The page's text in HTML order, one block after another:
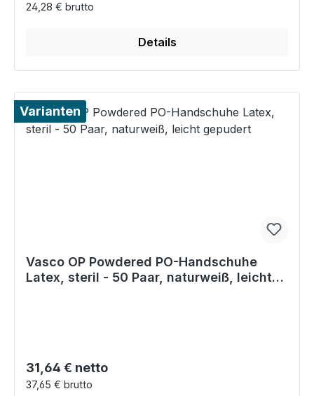
24,28 € brutto
Details
Varianten
Vasco OP Powdered PO-Handschuhe
Latex, steril - 50 Paar, naturweiß, leicht
Regulärer Preis:
31,64 € netto
37,65 € brutto